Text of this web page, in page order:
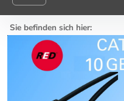
Sie befinden sich hier: